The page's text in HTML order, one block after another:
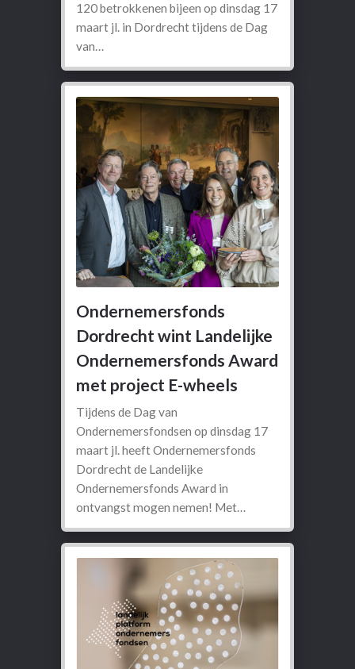
120 betrokkenen bijeen op dinsdag 17
maart jl. in Dordrecht tijdens de Dag
van…
Ondernemersfonds
Dordrecht wint Landelijke
Ondernemersfonds Award
met project E-wheels
Tijdens de Dag van
Ondernemersfondsen op dinsdag 17
maart jl. heeft Ondernemersfonds
Dordrecht de Landelijke
Ondernemersfonds Award in
ontvangst mogen nemen! Met…